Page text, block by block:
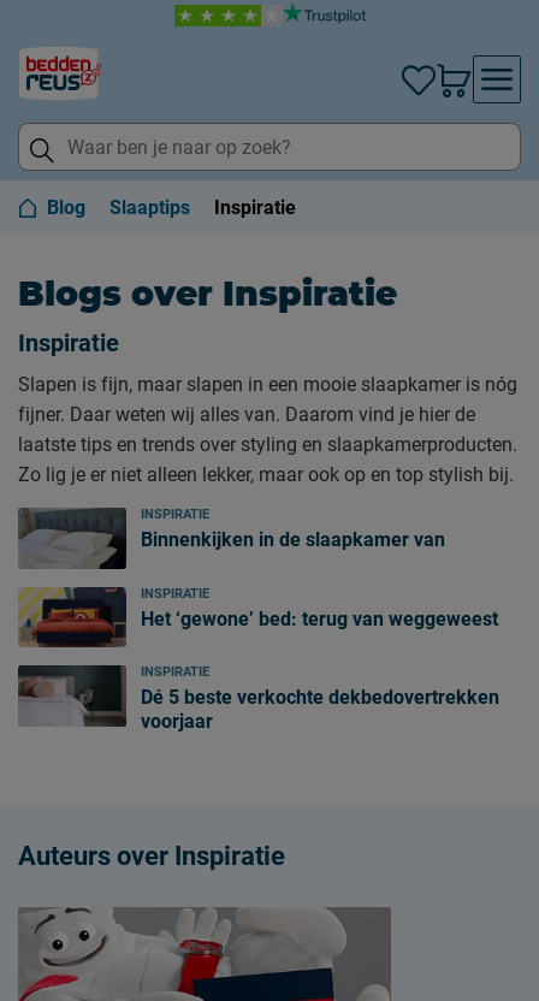
Blog Slaaptips Inspiratie
Blogs over Inspiratie
Inspiratie
Slapen is fijn, maar slapen in een mooie slaapkamer is nóg
fijner. Daar weten wij alles van. Daarom vind je hier de
laatste tips en trends over styling en slaapkamerproducten.
Zo lig je er niet alleen lekker, maar ook op en top stylish bij.
INSPIRATIE
Binnenkijken in de slaapkamer van
INSPIRATIE
Het ‘gewone’ bed: terug van weggeweest
INSPIRATIE
Dé 5 beste verkochte dekbedovertrekken
voorjaar
Auteurs over Inspiratie